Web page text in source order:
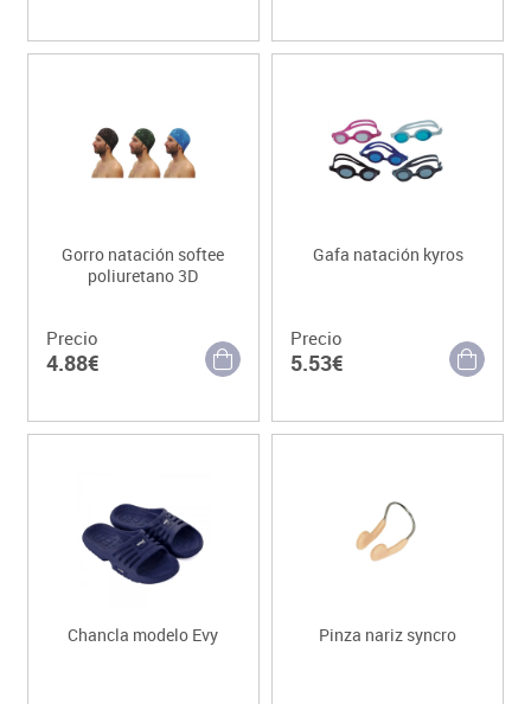
Gorro natación softee
poliuretano 3D
Precio
4.88€
Gafa natación kyros
Precio
5.53€
Chancla modelo Evy Pinza nariz syncro